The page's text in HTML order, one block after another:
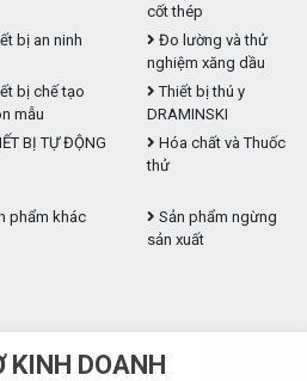
cốt thép
bị an ninh
Đo lường và thử
nghiệm xăng dầu
bị chế tạo
mẫu
Thiết bị thú y
DRAMINSKI
BỊ TỰ ĐỘNG
Hóa chất và Thuốc
thử
phẩm khác
Sản phẩm ngừng
sản xuất
KINH DOANH